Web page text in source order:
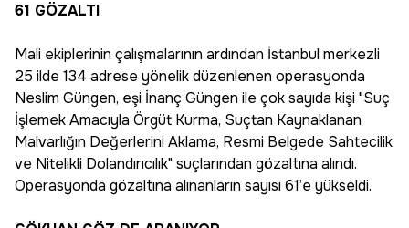
61 GÖZALTI
Mali ekiplerinin çalışmalarının ardından İstanbul merkezli
25 ilde 134 adrese yönelik düzenlenen operasyonda
Neslim Güngen, eşi İnanç Güngen ile çok sayıda kişi "Suç
İşlemek Amacıyla Örgüt Kurma, Suçtan Kaynaklanan
Malvarlığın Değerlerini Aklama, Resmi Belgede Sahtecilik
ve Nitelikli Dolandırıcılık" suçlarından gözaltına alındı.
Operasyonda gözaltına alınanların sayısı 61’e yükseldi.